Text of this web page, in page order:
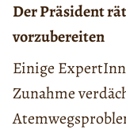
Der Präsident
vorzubereiten
Einige
Zunahme